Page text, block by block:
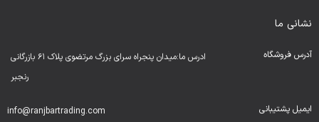
نشانی ما
آدرس فروشگاه
ادرس ما:میدان پنجراه سرای بزرگ مرتضوی پلاک ۶۱ بازرگانی
رنجبر
ایمیل پشتیبانی info@ranjbartrading.com